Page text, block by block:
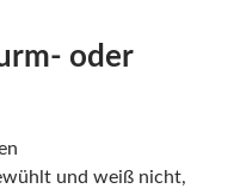
oder
und weiß nicht,